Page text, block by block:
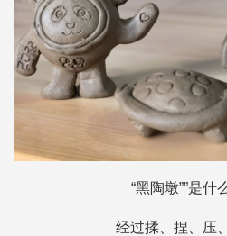
“黑陶墩””是什
经过揉、捏、压